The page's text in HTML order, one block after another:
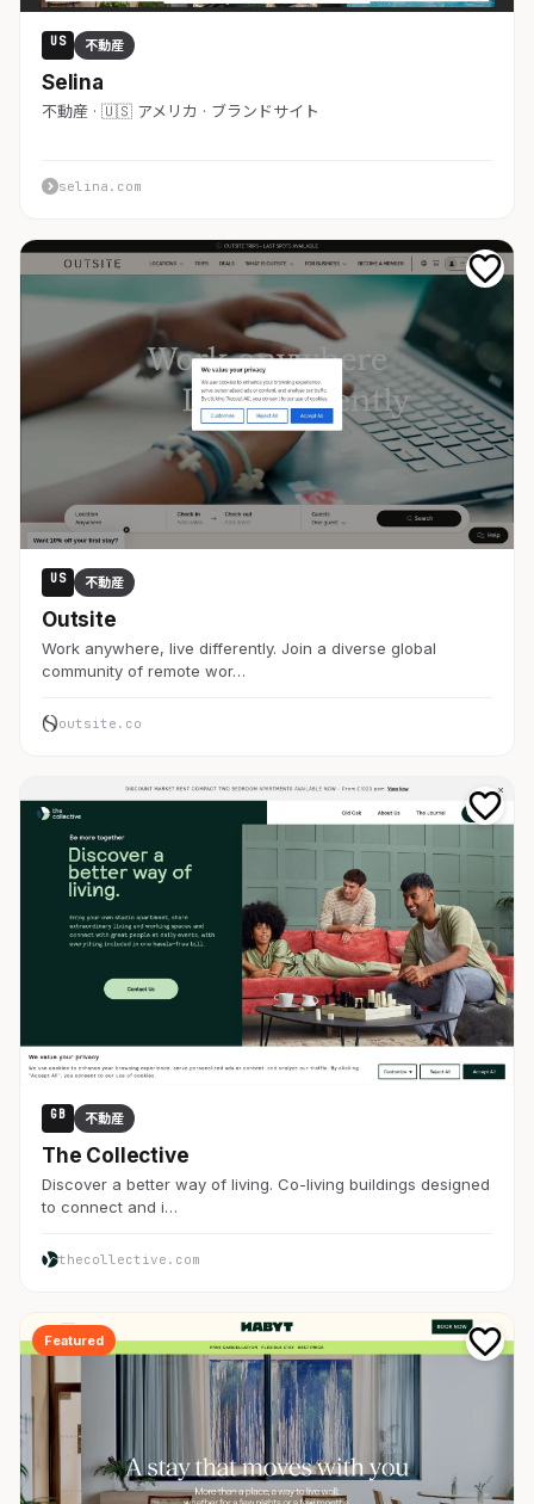
US 不動産
Selina
不動産 · 🇺🇸 アメリカ · ブランドサイト
selina.com
US 不動産
Outsite
Work anywhere, live differently. Join a diverse global
community of remote wor…
outsite.co
GB 不動産
The Collective
Discover a better way of living. Co-living buildings designed
to connect and i…
thecollective.com
Featured